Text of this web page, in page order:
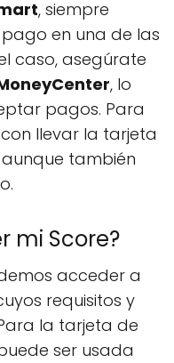
, siempre
en una de las
caso, asegúrate
, lo
pagos. Para
llevar la tarjeta
también
mi Score?
acceder a
requisitos y
la tarjeta de
ser usada